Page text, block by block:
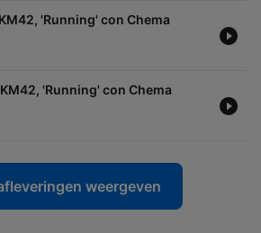
'Running' con Chema
'Running' con Chema
weergeven